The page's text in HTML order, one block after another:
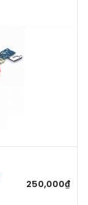
250,000₫